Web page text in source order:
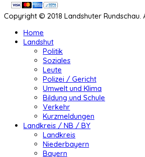
Copyright © 2018 Landshuter
Home
Landshut
Politik
Soziales
Leute
Polizei / Gericht
Umwelt und Klima
Bildung und Schule
Verkehr
Kurzmeldungen
Landkreis / NB / BY
Landkreis
Niederbayern
Bayern